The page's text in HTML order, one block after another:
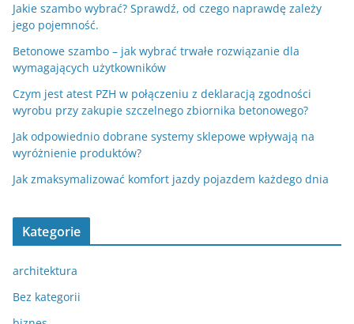
Jakie szambo wybrać? Sprawdź, od czego naprawdę zależy
jego pojemność.
Betonowe szambo – jak wybrać trwałe rozwiązanie dla
wymagających użytkowników
Czym jest atest PZH w połączeniu z deklaracją zgodności
wyrobu przy zakupie szczelnego zbiornika betonowego?
Jak odpowiednio dobrane systemy sklepowe wpływają na
wyróżnienie produktów?
Jak zmaksymalizować komfort jazdy pojazdem każdego dnia
Kategorie
architektura
Bez kategorii